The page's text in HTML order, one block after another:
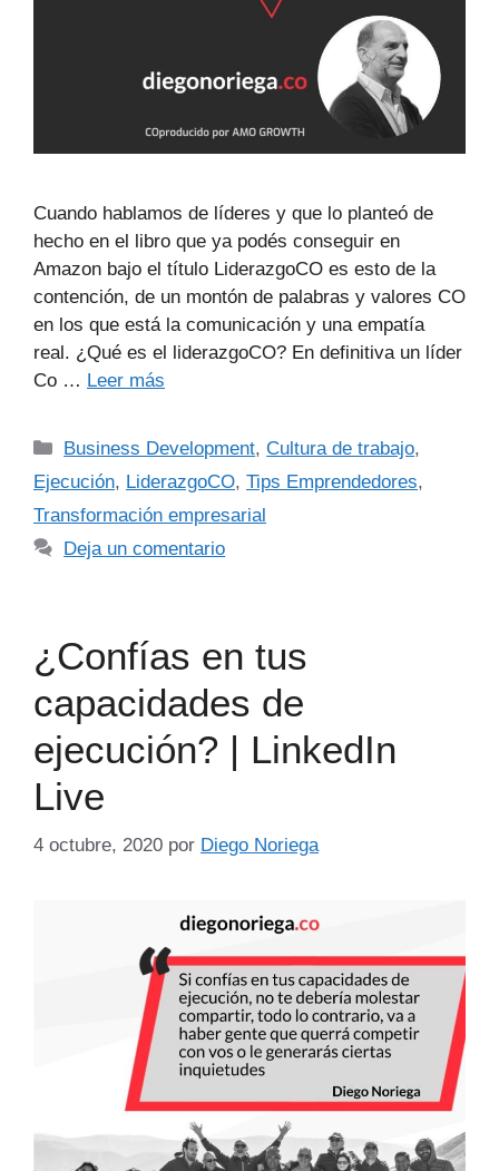
Cuando hablamos de líderes y que lo planteó de
hecho en el libro que ya podés conseguir en
Amazon bajo el título LiderazgoCO es esto de la
contención, de un montón de palabras y valores CO
en los que está la comunicación y una empatía
real. ¿Qué es el liderazgoCO? En definitiva un líder
Co … Leer más
Business Development,Cultura de trabajo,
Ejecución, LiderazgoCO, Tips Emprendedores,
Transformación empresarial
Deja un comentario
¿Confías en tus
capacidades de
ejecución? | LinkedIn
Live
4 octubre, 2020 por Diego Noriega